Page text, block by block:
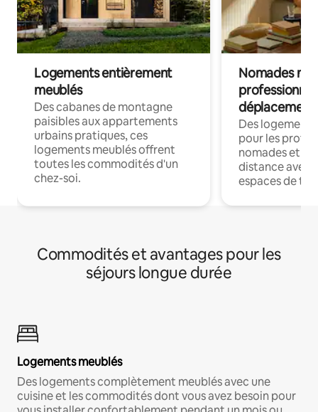
Logements entièrement
meublés
Des cabanes de montagne
paisibles aux appartements
urbains pratiques, ces
logements meublés offrent
toutes les commodités d'un
chez-soi.
Nomades
déplacement
Des
pour les
nomades et
distance avec
espaces de
Commodités et avantages pour les
séjours longue durée
Logements meublés
Des logements complètement meublés avec une
cuisine et les commodités dont vous avez besoin pour